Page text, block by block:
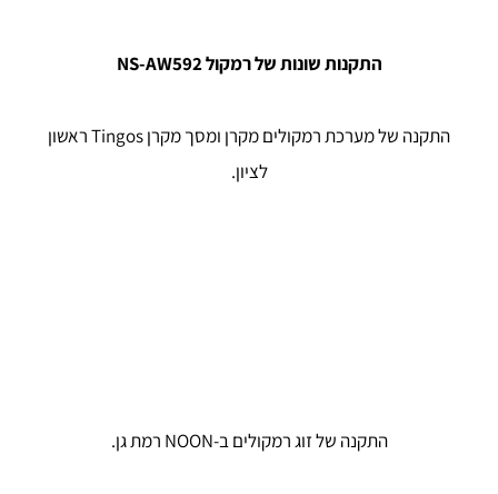
התקנות שונות של רמקול NS-AW592
התקנה של מערכת רמקולים מקרן ומסך מקרן Tingos ראשון
לציון.